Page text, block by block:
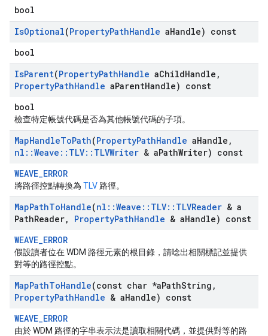
bool
IsOptional(PropertyPathHandle aHandle) const
bool
IsParent(PropertyPathHandle aChildHandle ,
PropertyPathHandle aParentHandle) const
bool
檢查特定帳號代碼是否為其他帳號代碼的子項。
MapHandleToPath(PropertyPathHandle aHandle ,
nl ::Weave :: TLV:: TLVWriter & aPathWriter) const
WEAVE_ERROR
將路徑控點轉換為 TLV 路徑。
MapPathToHandle(nl ::Weave :: TLV:: TLVReader & a
PathReader, PropertyPathHandle & aHandle) const
WEAVE_ERROR
假設讀者位在 WDM 路徑元素的根目錄，請唸出相關標記並提供
對等的路徑控點。
MapPathToHandle(const char *aPathString ,
PropertyPathHandle & aHandle) const
WEAVE_ERROR
由於 WDM 路徑的字串表示法是讀取相關代碼，並提供對等的路